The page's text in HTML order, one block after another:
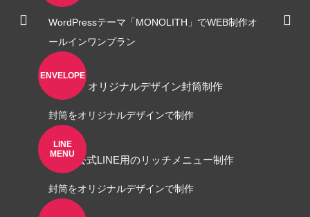
WordPressテーマ「MONOLITH」でWEB制作オ
ールインワンプラン
ENVELOPE
オリジナルデザイン封筒制作
封筒をオリジナルデザインで制作
LINE
MENU
公式LINE用のリッチメニュー制作
封筒をオリジナルデザインで制作